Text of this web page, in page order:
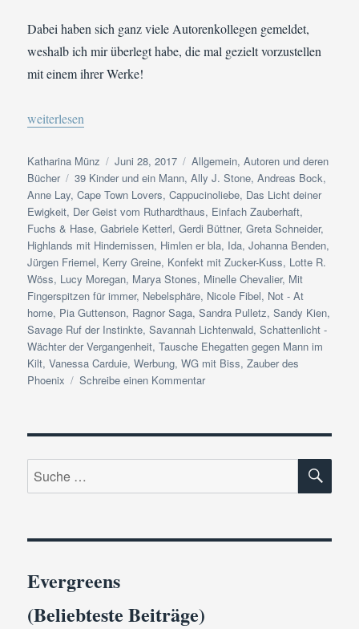
Dabei haben sich ganz viele Autorenkollegen gemeldet,
weshalb ich mir überlegt habe, die mal gezielt vorzustellen
mit einem ihrer Werke!
„Happy-End-Autoren | Das ultimative Outing“
weiterlesen
Autor
Katharina Münz
Veröffentlicht
am
Juni 28, 2017 Kategorien
Allgemein,Autoren und deren
Bücher
Schlagwörter
39 Kinder und ein Mann,Ally J. Stone,Andreas Bock,
Anne Lay,Cape Town Lovers,Cappucinoliebe, Das Licht deiner
Ewigkeit, Der Geist vom Ruthardthaus, Einfach Zauberhaft,
Fuchs & Hase,Gabriele Ketterl,Gerdi Büttner,Greta Schneider,
Highlands mit Hindernissen, Himlen er bla, Ida,Johanna Benden,
Jürgen Friemel, Kerry Greine, Konfekt mit Zucker-Kuss, Lotte R.
Wöss, Lucy Moregan, Marya Stones, Minelle Chevalier, Mit
Fingerspitzen für immer, Nebelsphäre, Nicole Fibel, Not - At
home, Pia Guttenson, Ragnor Saga,Sandra Pulletz,Sandy Kien,
Savage Ruf der Instinkte,Savannah Lichtenwald,Schattenlicht -
Wächter der Vergangenheit,Tausche Ehegatten gegen Mann im
Kilt,Vanessa Carduie,Werbung,WG mit Biss,Zauber des
Phoenix
Schreibe einen Kommentarzu
Autoren
Das
Outing
Suche
nach:
Evergreens
(Beliebteste Beiträge)